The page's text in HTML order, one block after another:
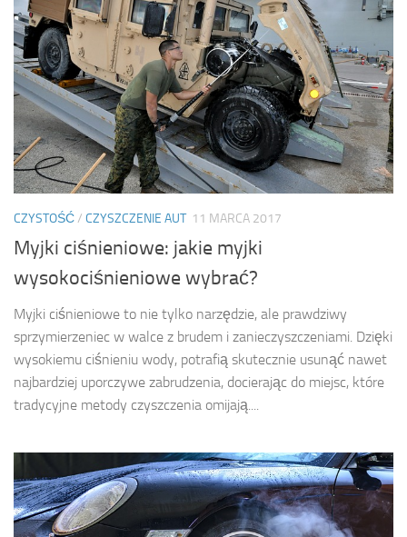
CZYSTOŚĆ/ CZYSZCZENIE AUT 11 MARCA 2017
Myjki ciśnieniowe: jakie myjki
wysokociśnieniowe wybrać?
Myjki ciśnieniowe to nie tylko narzędzie, ale prawdziwy
sprzymierzeniec w walce z brudem i zanieczyszczeniami. Dzięki
wysokiemu ciśnieniu wody, potrafią skutecznie usunąć nawet
najbardziej uporczywe zabrudzenia, docierając do miejsc, które
tradycyjne metody czyszczenia omijają....